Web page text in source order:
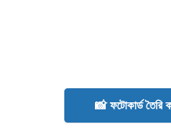
📸 ফটোকার্ড তৈরি